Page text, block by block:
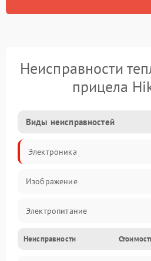
Неисправности
прицела
Виды неисправностей
Электроника
Изображение
Электропитание
Измерения
Неисправности